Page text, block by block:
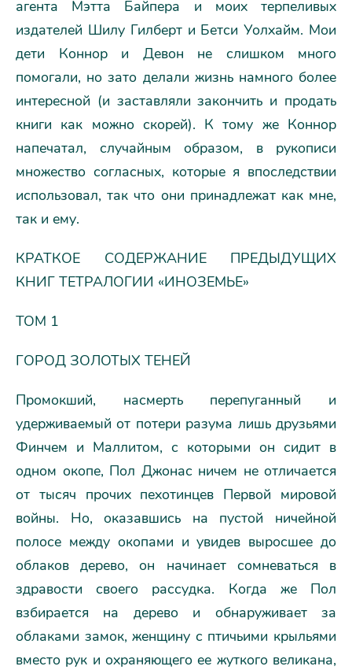
агента Мэтта Байпера и моих терпеливых
издателей Шилу Гилберт и Бетси Уолхайм. Мои
дети Коннор и Девон не слишком много
помогали, но зато делали жизнь намного более
интересной (и заставляли закончить и продать
книги как можно скорей). К тому же Коннор
напечатал, случайным образом, в рукописи
множество согласных, которые я впоследствии
использовал, так что они принадлежат как мне,
так и ему.
КРАТКОЕ СОДЕРЖАНИЕ ПРЕДЫДУЩИХ
КНИГ ТЕТРАЛОГИИ «ИНОЗЕМЬЕ»
ТОМ 1
ГОРОД ЗОЛОТЫХ ТЕНЕЙ
Промокший, насмерть перепуганный и
удерживаемый от потери разума лишь друзьями
Финчем и Маллитом, с которыми он сидит в
одном окопе, Пол Джонас ничем не отличается
от тысяч прочих пехотинцев Первой мировой
войны. Но, оказавшись на пустой ничейной
полосе между окопами и увидев выросшее до
облаков дерево, он начинает сомневаться в
здравости своего рассудка. Когда же Пол
взбирается на дерево и обнаруживает за
облаками замок, женщину с птичьими крыльями
вместо рук и охраняющего ее жуткого великана,